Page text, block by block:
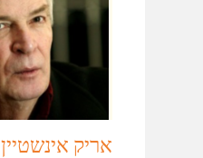
אריק אינשטיין